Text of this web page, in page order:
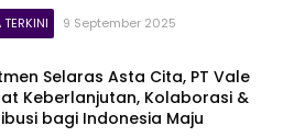
TERKINI 9 September 2025
Selaras Asta Cita, PT Vale
Keberlanjutan, Kolaborasi &
bagi Indonesia Maju